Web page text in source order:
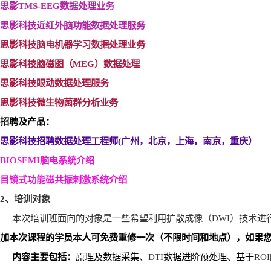
思影TMS-EEG数据处理业务
思影科技近红外脑功能数据处理服务
思影科技脑电机器学习数据处理业务
思影科技脑磁图（MEG）数据处理
思影科技眼动数据处理服务
思影科技微生物菌群分析业务
招聘及产品：
思影科技招聘数据处理工程师(广州，北京，上海，南京，重庆）
BIOSEMI脑电系统介绍
目镜式功能磁共振刺激系统介绍
2、培训对象
本次培训班面向的对象是一些希望利用扩散成像（DWI）技术进
加本次课程的学员本人可免费重修一次（不限时间和地点），如果
内容主要包括： 原理及数据采集、 DTI数据进阶预处理、基于ROI